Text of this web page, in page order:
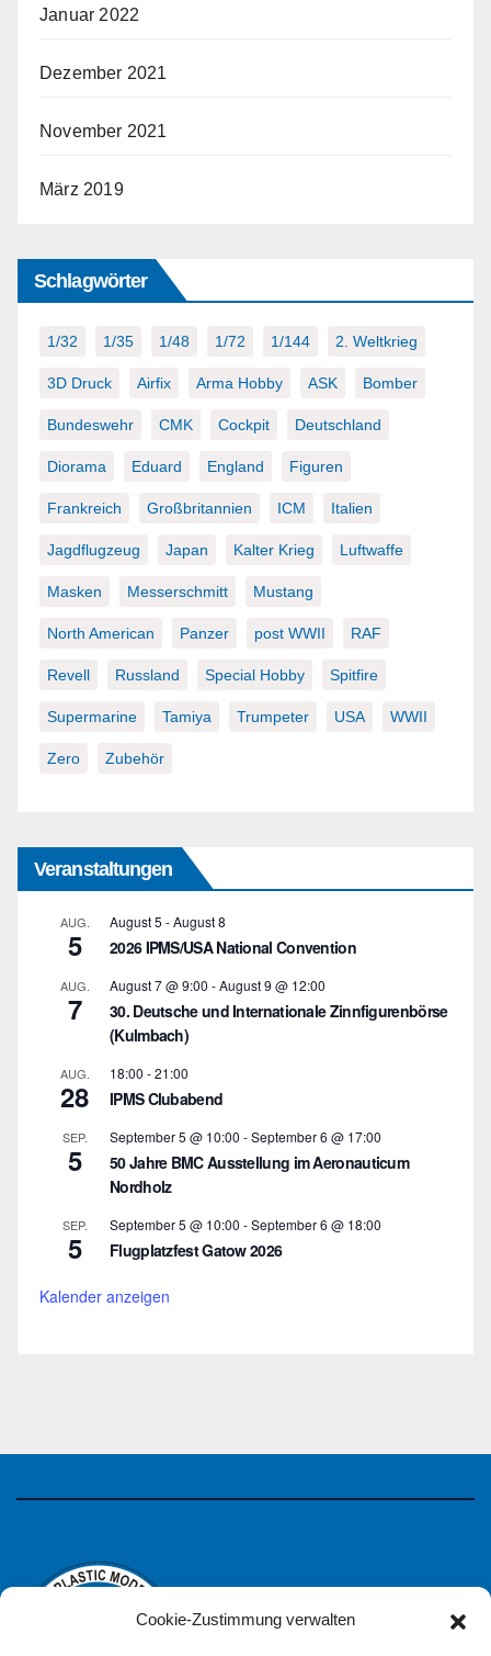
Cookie-Zustimmung verwalten
Januar 2022
Dezember 2021
November 2021
März 2019
Schlagwörter
1/32 1/35 1/48 1/72 1/144 2. Weltkrieg
3D Druck Airfix Arma Hobby ASK Bomber
Bundeswehr CMK Cockpit Deutschland
Diorama Eduard England Figuren
Frankreich Großbritannien ICM Italien
Jagdflugzeug Japan Kalter Krieg Luftwaffe
Masken Messerschmitt Mustang
North American Panzer post WWII RAF
Revell Russland Special Hobby Spitfire
Supermarine Tamiya Trumpeter USA WWII
Zero Zubehör
Veranstaltungen
AUG.
5
August 5 -August 8
2026 IPMS/USA National Convention
AUG.
7
August 7 @ 9:00 -August 9 @ 12:00
30. Deutsche und Internationale Zinnfigurenbörse
(Kulmbach)
AUG.
28
18:00 -21:00
IPMS Clubabend
SEP.
5
September 5 @ 10:00 -September 6 @ 17:00
50 Jahre BMC Ausstellung im Aeronauticum
Nordholz
SEP.
5
September 5 @ 10:00 -September 6 @ 18:00
Flugplatzfest Gatow 2026
Kalender anzeigen